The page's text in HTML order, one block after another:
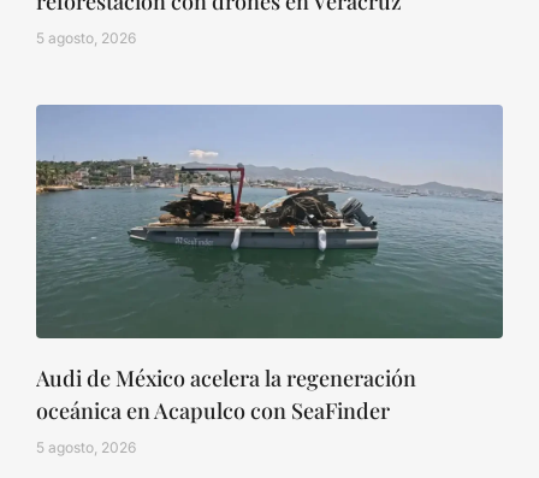
5 agosto, 2026
Audi de México acelera la regeneración
oceánica en Acapulco con SeaFinder
5 agosto, 2026